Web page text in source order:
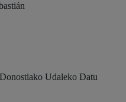
Udaleko Datu